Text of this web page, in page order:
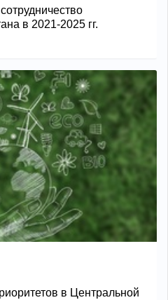
в 2021-2025 гг.
в Центральной